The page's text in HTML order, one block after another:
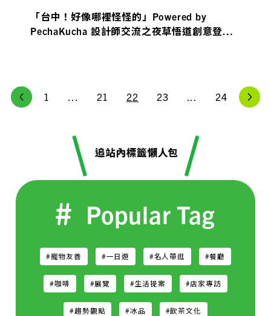
「台中！好像哪裡怪怪的」Powered by
PechaKucha 設計師交流之夜草悟道創意登
1 21 22 23 24
Popular Tag
#寵物友善 #一日遊 #名人帶逛 #餐廳
#咖啡 #展覽 #生活提案 #店家專訪
#趨勢觀點 #冰品 #飲茶文化